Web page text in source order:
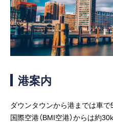
客船のご案内
寄港地ガイド
ご予約後の流れ
港案内
ダウンタウンから港までは車で
国際空港（BMI空港）からは約